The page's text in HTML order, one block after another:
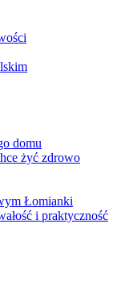
domu
żyć zdrowo
Łomianki
i praktyczność